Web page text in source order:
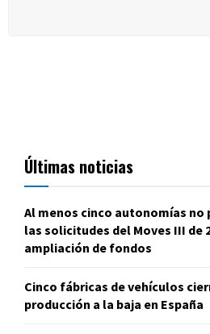
Últimas noticias
Al menos cinco autonomías
las solicitudes del Moves III de
ampliación de fondos
Cinco fábricas de vehículos
producción a la baja en España